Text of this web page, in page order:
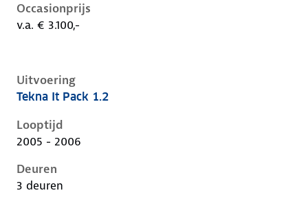
Occasionprijs
v.a. € 3.100,-
Uitvoering
Nissan Micra iii-k12-1e-facelift, 1.2, 59 kW, Benzine,
Tekna It Pack 1.2
Looptijd
2005 - 2006
Deuren
3 deuren